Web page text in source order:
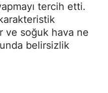
tercih etti.
ve soğuk hava ne
belirsizlik